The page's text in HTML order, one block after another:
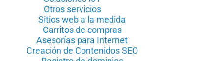
Otros servicios
Sitios web a la medida
Carritos de compras
Asesorías para Internet
Creación de Contenidos SEO